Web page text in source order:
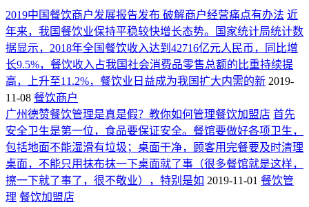
2019中国餐饮商户发展报告发布 破解商户经营痛点有办法 近
年来，我国餐饮业保持平稳较快增长态势。国家统计局统计数
据显示，2018年全国餐饮收入达到42716亿元人民币，同比增
长9.5%，餐饮收入占我国社会消费品零售总额的比重持续提
高，上升至11.2%，餐饮业日益成为我国扩大内需的新 2019-
11-08 餐饮商户
广州德赞餐饮管理是真是假？教你如何管理餐饮加盟店 首先
安全卫生是第一位，食品要保证安全。餐馆要做好各项卫生，
包括地面不能湿滑有垃圾；桌面干净，顾客用完餐要及时清理
桌面，不能只用抹布抹一下桌面就了事（很多餐馆就是这样，
擦一下就了事了，很不敬业），特别是如 2019-11-01 餐饮管
理 餐饮加盟店